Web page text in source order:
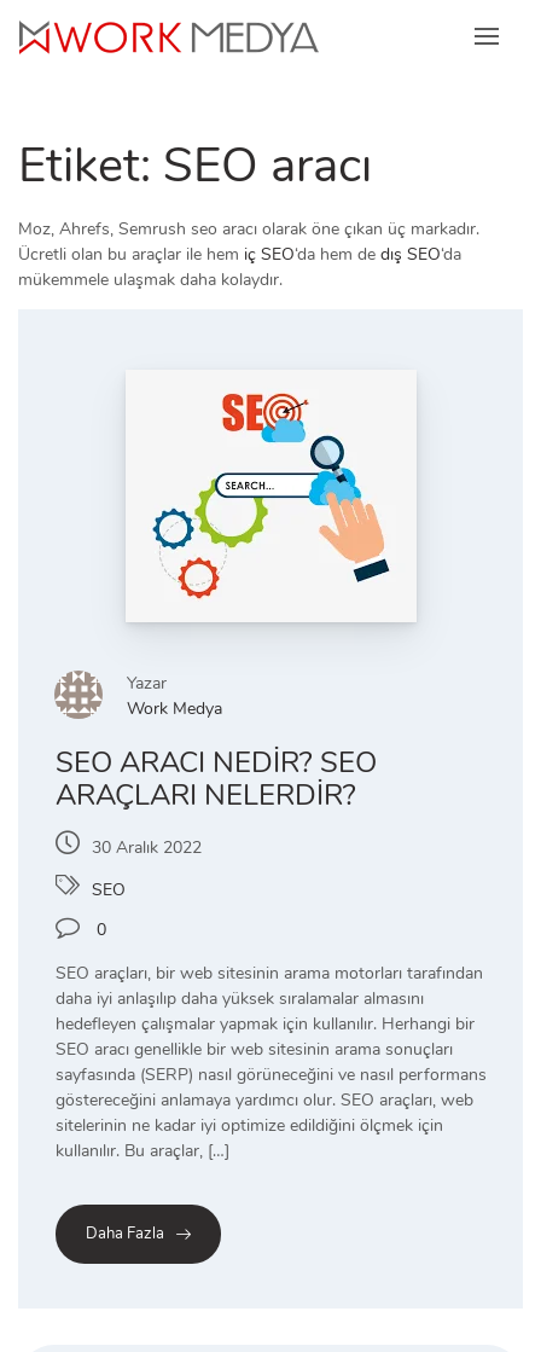
content
Etiket: SEO aracı
Moz, Ahrefs, Semrush seo aracı olarak öne çıkan üç markadır.
Ücretli olan bu araçlar ile hem iç SEO‘da hem de dış SEO‘da
mükemmele ulaşmak daha kolaydır.
Yazar
Work Medya
SEO ARACI NEDIR? SEO
ARAÇLARI NELERDIR?
30 Aralık 2022
SEO
0
SEO araçları, bir web sitesinin arama motorları tarafından
daha iyi anlaşılıp daha yüksek sıralamalar almasını
hedefleyen çalışmalar yapmak için kullanılır. Herhangi bir
SEO aracı genellikle bir web sitesinin arama sonuçları
sayfasında (SERP) nasıl görüneceğini ve nasıl performans
göstereceğini anlamaya yardımcı olur. SEO araçları, web
sitelerinin ne kadar iyi optimize edildiğini ölçmek için
kullanılır. Bu araçlar, […]
Daha Fazla